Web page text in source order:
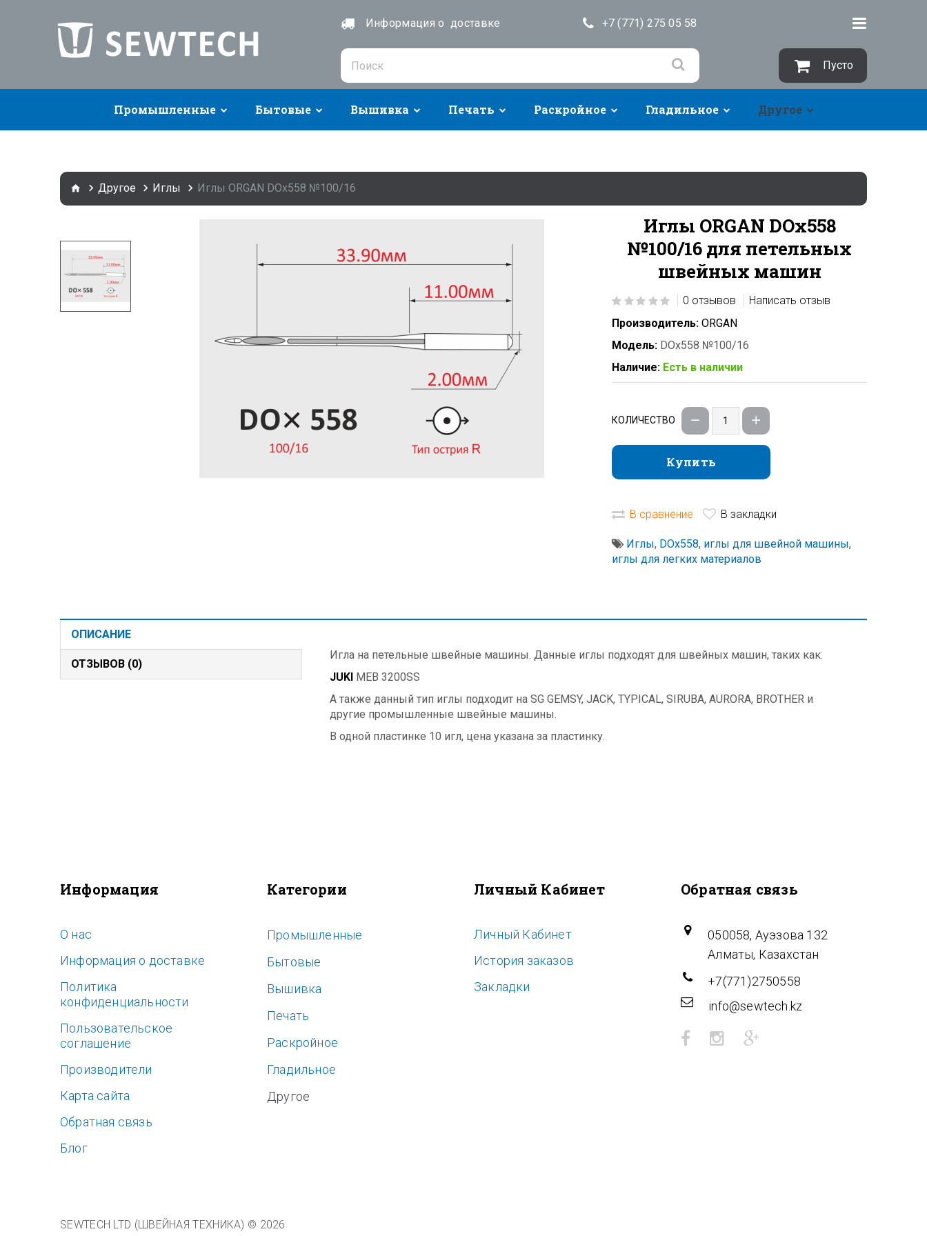
Информация о доставке +7 (771) 275 05 58
Пусто
Промышленные Бытовые Вышивка Печать Раскройное Гладильное Другое
Другое Иглы Иглы ORGAN DOx558 №100/16
Иглы ORGAN DOx558
№100/16 для петельных
швейных машин
0 отзывов
Написать отзыв
Производитель: ORGAN
Модель: DOx558 №100/16
Наличие: Есть в наличии
КОЛИЧЕСТВО
Купить
Купить
В сравнение В закладки
Иглы, DOx558, иглы для швейной машины,
иглы для легких материалов
ОПИСАНИЕ
ОТЗЫВОВ (0)
Игла на петельные швейные машины. Данные иглы подходят для швейных машин, таких как:
JUKI MEB 3200SS
А также данный тип иглы подходит на SG GEMSY, JACK, TYPICAL, SIRUBA, AURORA, BROTHER и
другие промышленные швейные машины.
В одной пластинке 10 игл, цена указана за пластинку.
Информация
O нас
Информация о доставке
Политика
конфиденциальности
Пользовательское
соглашение
Производители
Карта сайта
Обратная связь
Блог
Категории
Промышленные
Бытовые
Вышивка
Печать
Раскройное
Гладильное
Другое
Личный Кабинет
Личный Кабинет
История заказов
Закладки
Обратная связь
050058, Ауэзова 132
Алматы, Казахстан
+7(771)2750558
info@sewtech.kz
SEWTECH LTD (ШВЕЙНАЯ ТЕХНИКА) © 2026